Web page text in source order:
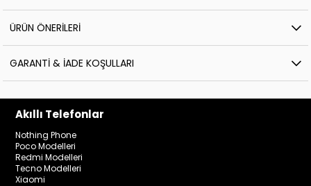
ÜRÜN ÖNERILERI
GARANTI & İADE KOŞULLARI
Akıllı Telefonlar
Nothing Phone
Poco Modelleri
Redmi Modelleri
Tecno Modelleri
Xiaomi